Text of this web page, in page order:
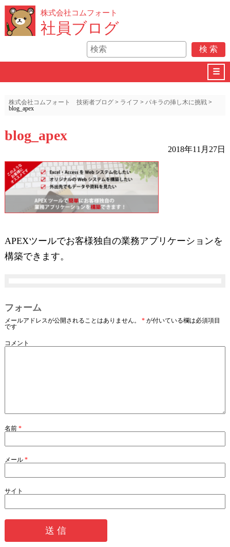
株式会社コムフォート
社員ブログ
☰
株式会社コムフォート 技術者ブログ> ライフ > パキラの挿し木に挑戦>
blog_apex
blog_apex
2018年11月27日
APEXツールでお客様独自の業務アプリケーションを
構築できます。
フォーム
メールアドレスが公開されることはありません。 *が付いている欄は必須項目
です
コメント
名前 *
メール *
サイト